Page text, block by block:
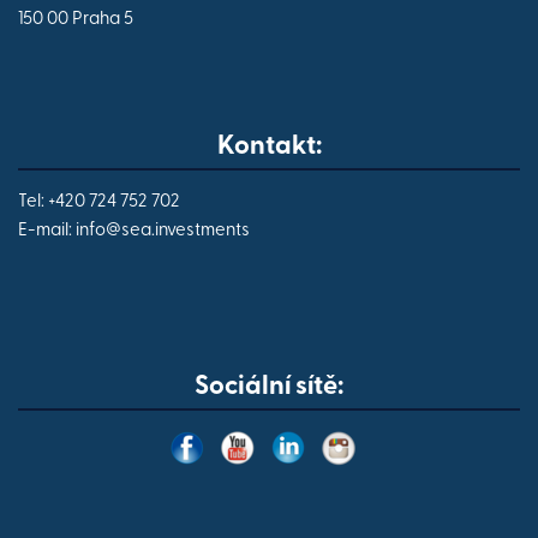
150 00 Praha 5
Kontakt:
Tel: +420 724 752 702
E-mail: info@sea.investments
Sociální sítě: